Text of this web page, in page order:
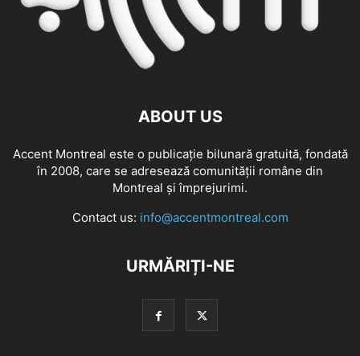
ABOUT US
Accent Montreal este o publicație bilunară gratuită, fondată
în 2008, care se adresează comunităţii române din
Montreal şi împrejurimi.
Contact us: info@accentmontreal.com
URMĂRIȚI-NE